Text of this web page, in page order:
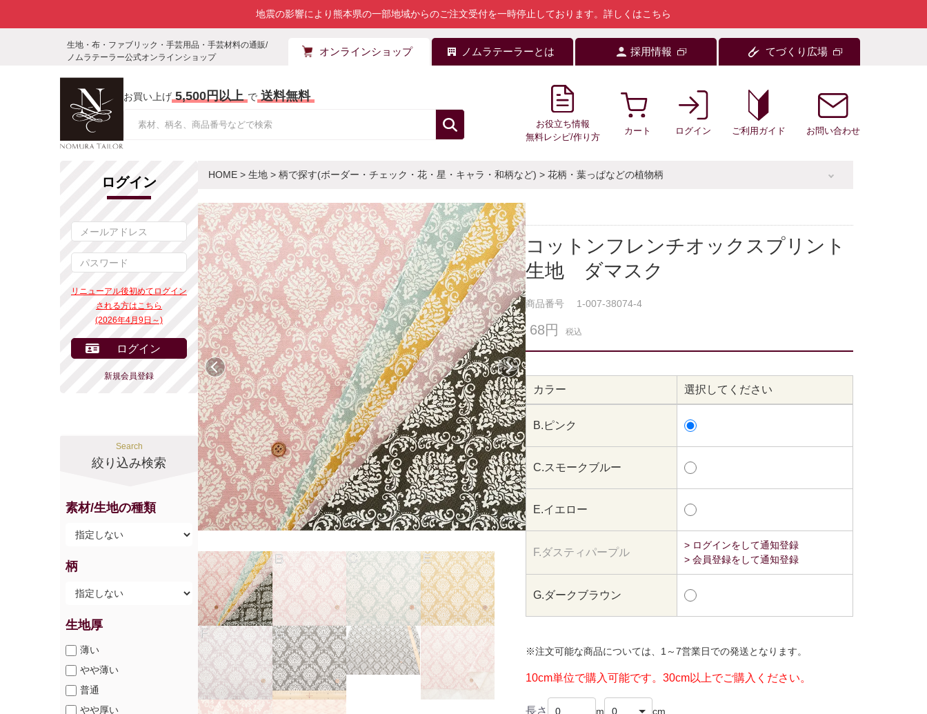
地震の影響により熊本県の一部地域からのご注文受付を一時停止しております。 詳しくはこちら
生地・布・ファブリック・手芸用品・手芸材料の通販/
ノムラテーラー公式オンラインショップ
オンラインショップ ノムラテーラーとは 採用情報 てづくり広場
お買い上げ 5,500円以上 で 送料無料
お役立ち情報
無料レシピ/作り方
カート ログイン ご利用ガイド お問い合わせ
ログイン
リニューアル後初めてログイン
される方はこちら
(2026年4月9日～)
ログイン
新規会員登録
Search
絞り込み検索
素材/生地の種類
柄
生地厚
薄い
やや薄い
普通
やや厚い
HOME > 生地 > 柄で探す(ボーダー・チェック・花・星・キャラ・和柄など) > 花柄・葉っぱなどの植物柄
前へ 次へ
コットンフレンチオックスプリント
生地 ダマスク
商品番号 1-007-38074-4
68円 税込
カラー 選択してください
B.ピンク
C.スモークブルー
E.イエロー
F.ダスティパープル
> ログインをして通知登録
> 会員登録をして通知登録
G.ダークブラウン
※注文可能な商品については、1～7営業日での発送となります。
10cm単位で購入可能です。30cm以上でご購入ください。
長さ m cm